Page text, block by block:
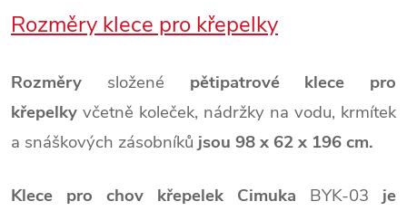
Rozměry klece pro křepelky
Rozměry složené pětipatrové klece pro
křepelky včetně koleček, nádržky na vodu, krmítek
a snáškových zásobníků jsou 98 x 62 x 196 cm.
Klece pro chov křepelek Cimuka BYK-03 je